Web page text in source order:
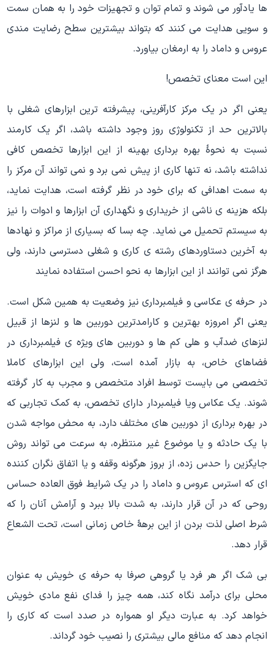
ها یادآور می شوند و تمام توان و تجهیزات خود را به همان سمت
و سویی هدایت می کنند که بتواند بیشترین سطح رضایت مندی
عروس و داماد را به ارمغان بیاورد.
این است معنای تخصص!
یعنی اگر در یک مرکز کارآفرینی، پیشرفته ترین ابزارهای شغلی با
بالاترین حد از تکنولوژی روز وجود داشته باشد، اگر یک کارمند
نسبت به نحوۀ بهره برداری بهینه از این ابزارها تخصص کافی
نداشته باشد، نه تنها کاری از پیش نمی برد و نمی تواند آن مرکز را
به سمت اهدافی که برای خود در نظر گرفته است، هدایت نماید،
بلکه هزینه ی ناشی از خریداری و نگهداری آن ابزارها و ادوات را نیز
به سیستم تحمیل می نماید. چه بسا که بسیاری از مراکز و نهادها
به آخرین دستاوردهای رشته ی کاری و شغلی دسترسی دارند، ولی
هرگز نمی توانند از این ابزارها به نحو احسن استفاده نمایند
در حرفه ی عکاسی و فیلمبرداری نیز وضعیت به همین شکل است.
یعنی اگر امروزه بهترین و کارامدترین دوربین ها و لنزها از قبیل
لنزهای ضدآب و هلی کم ها و دوربین های ویژه ی فیلمبرداری در
فضاهای خاص، به بازار آمده است، ولی این ابزارهای کاملا
تخصصی می بایست توسط افراد متخصص و مجرب به کار گرفته
شوند. یک عکاس ویا فیلمبردار دارای تخصص، به کمک تجاربی که
در بهره برداری از دوربین های مختلف دارد، به محض مواجه شدن
با یک حادثه و یا موضوع غیر منتظره، به سرعت می تواند روش
جایگزین را حدس زده، از بروز هرگونه وقفه و یا اتفاق نگران کننده
ای که استرس عروس و داماد را در یک شرایط فوق العاده حساس
روحی که در آن قرار دارند، به شدت بالا ببرد و آرامش آنان را که
شرط اصلی لذت بردن از این برهۀ خاص زمانی است، تحت الشعاع
قرار دهد.
بی شک اگر هر فرد یا گروهی صرفا به حرفه ی خویش به عنوان
محلی برای درآمد نگاه کند، همه چیز را فدای نفع مادی خویش
خواهد کرد. به عبارت دیگر او همواره در صدد است که کاری را
انجام دهد که منافع مالی بیشتری را نصیب خود گرداند.